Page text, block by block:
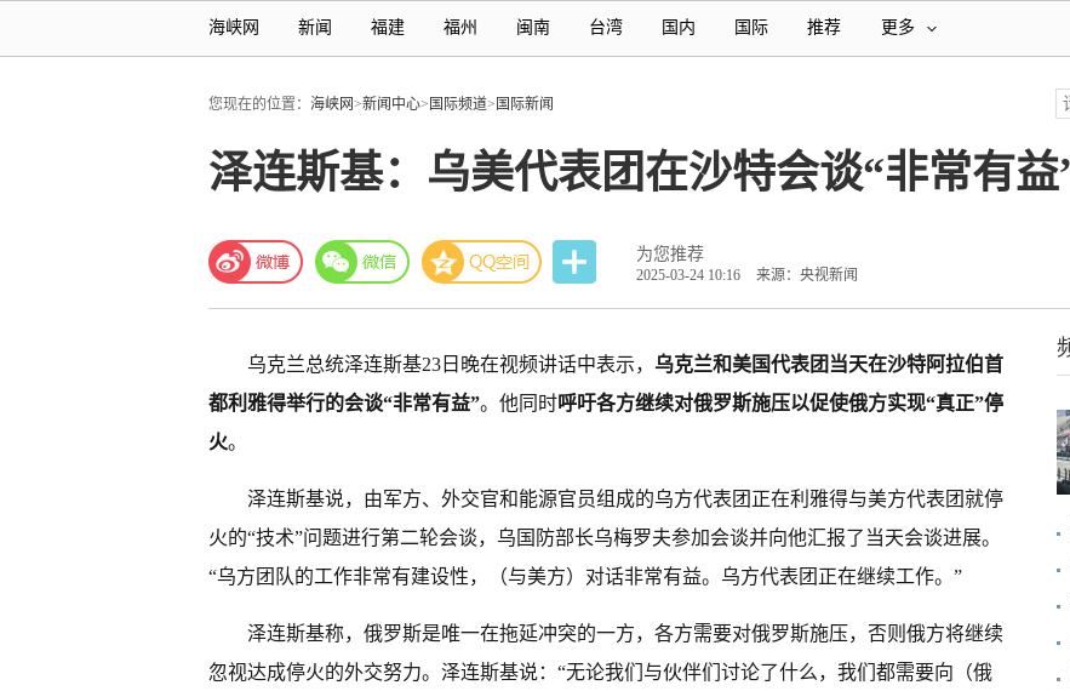
海峡网 新闻 福建 福州 闽南 台湾 国内 国际 推荐 更多
您现在的位置： 海峡网>新闻中心> 国际频道> 国际新闻
泽连斯基：乌美代表团在沙特会谈“非常有益
为您推荐
2025-03-24 10:16 来源：央视新闻
乌克兰总统泽连斯基23日晚在视频讲话中表示， 乌克兰和美国代表团当天在沙特阿拉伯首
都利雅得举行的会谈“非常有益”。他同时呼吁各方继续对俄罗斯施压以促使俄方实现“真正”停
火。
泽连斯基说，由军方、外交官和能源官员组成的乌方代表团正在利雅得与美方代表团就停
火的“技术”问题进行第二轮会谈，乌国防部长乌梅罗夫参加会谈并向他汇报了当天会谈进展。
“乌方团队的工作非常有建设性，（与美方）对话非常有益。乌方代表团正在继续工作。”
泽连斯基称，俄罗斯是唯一在拖延冲突的一方，各方需要对俄罗斯施压，否则俄方将继续
忽视达成停火的外交努力。泽连斯基说：“无论我们与伙伴们讨论了什么，我们都需要向（俄